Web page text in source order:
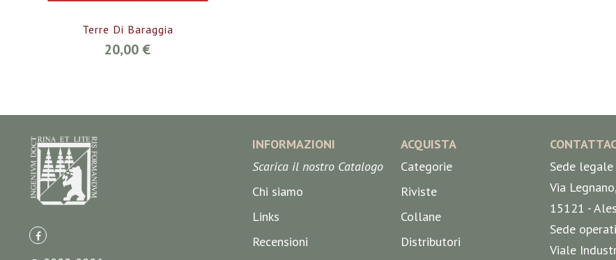
Terre Di Baraggia
20,00 €
INFORMAZIONI
Scarica il nostro Catalogo
Chi siamo
Links
Recensioni
ACQUISTA
Categorie
Riviste
Collane
Distributori
Sede legale
Via
15121 -
Sede
Viale